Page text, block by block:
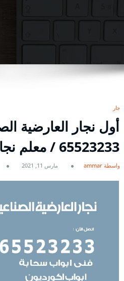
نجار
أول نجار العارضية
65523233 / معلم نجار شاطر ورخيص
بواسطة ammar مارس 11, 2021